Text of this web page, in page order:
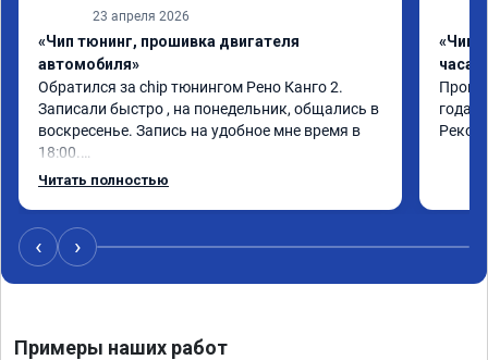
23 апреля 2026
«Чип тюнинг, прошивка двигателя
автомобиля»
Обратился за chip тюнингом Рено Канго 2.
Записали быстро , на понедельник, общались в
воскресенье. Запись на удобное мне время в
18:00.
Работу выполнили за 30 минут, качественно,
Читать полностью
«Чип
часа»
года.
‹ ›
Примеры наших работ